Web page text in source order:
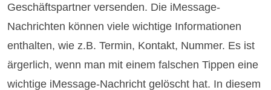
Geschäftspartner versenden. Die iMessage-
Nachrichten können viele wichtige Informationen
enthalten, wie z.B. Termin, Kontakt, Nummer. Es ist
ärgerlich, wenn man mit einem falschen Tippen eine
wichtige iMessage-Nachricht gelöscht hat. In diesem